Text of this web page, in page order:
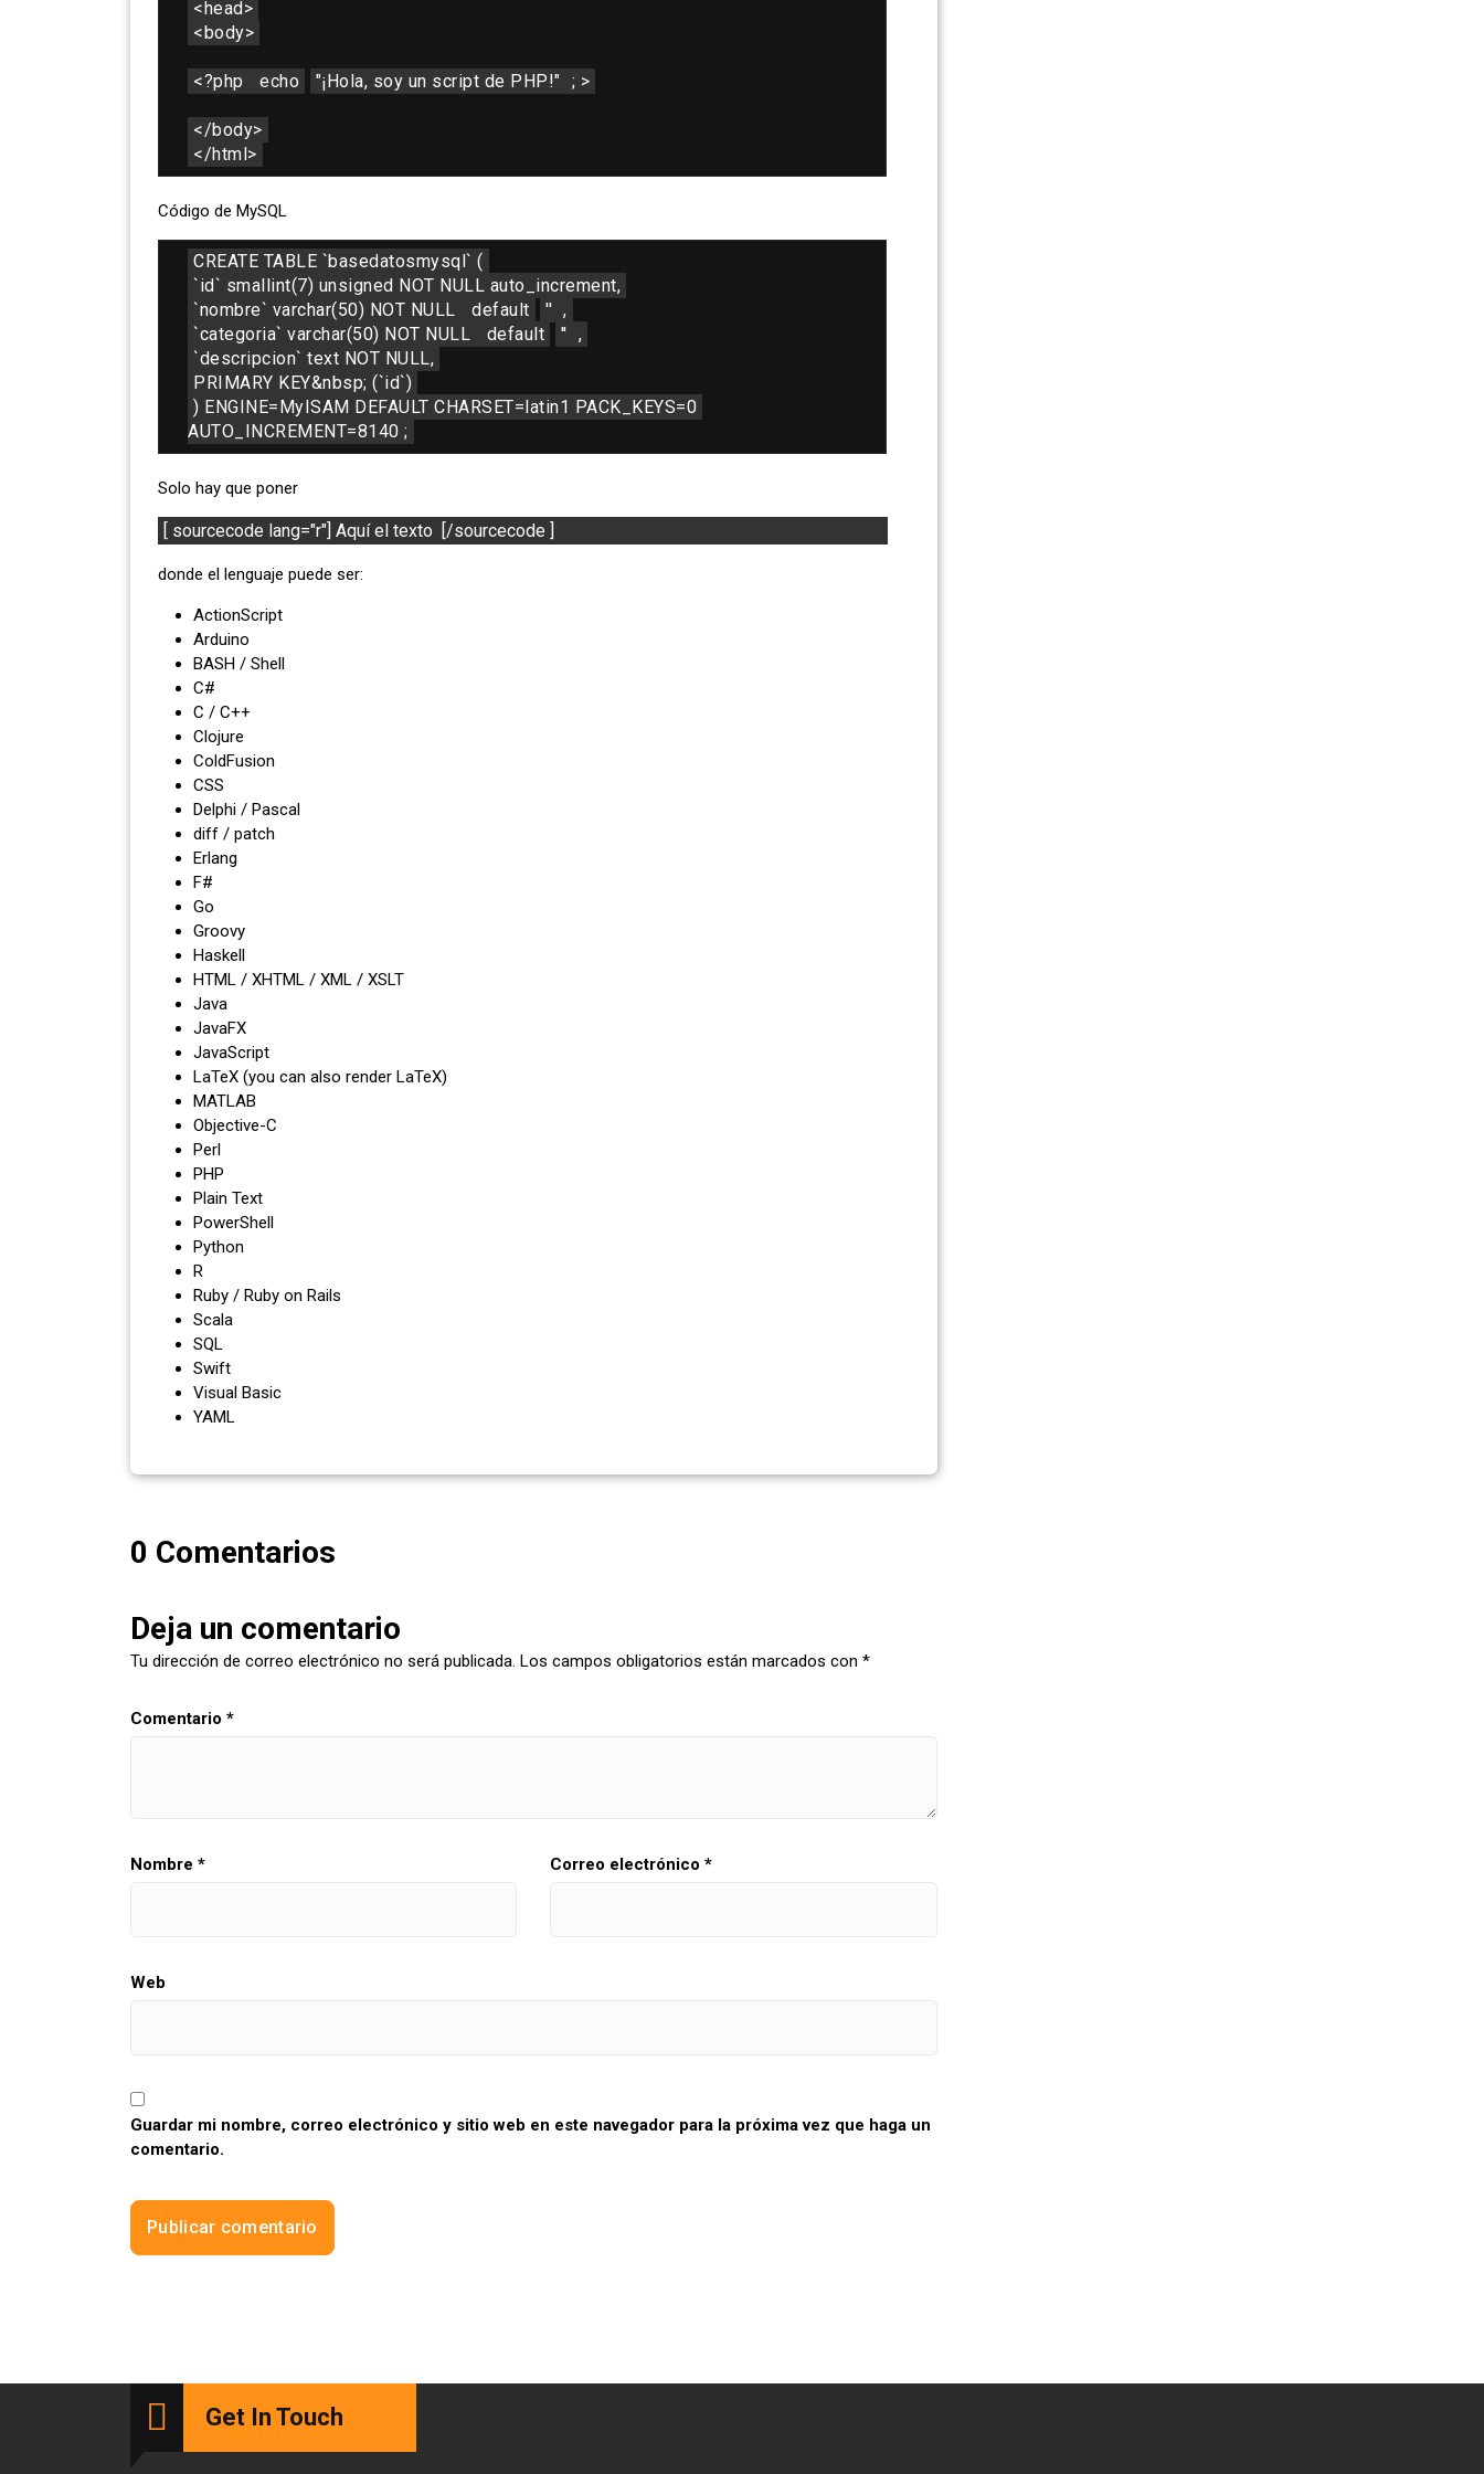
<head>
<body>
<?php echo "¡Hola, soy un script de PHP!" ; >
</body>
</html>
Código de MySQL
CREATE TABLE `basedatosmysql` (
`id` smallint(7) unsigned NOT NULL auto_increment,
`nombre` varchar(50) NOT NULL
default '' ,
`categoria` varchar(50) NOT NULL
default '' ,
`descripcion` text NOT NULL,
PRIMARY KEY&nbsp; (`id`)
) ENGINE=MyISAM DEFAULT CHARSET=latin1 PACK_KEYS=0
AUTO_INCREMENT=8140 ;
Solo hay que poner
donde el lenguaje puede ser:
ActionScript
Arduino
BASH / Shell
C#
C / C++
Clojure
ColdFusion
CSS
Delphi / Pascal
diff / patch
Erlang
F#
Go
Groovy
Haskell
HTML / XHTML / XML / XSLT
Java
JavaFX
JavaScript
LaTeX (you can also render LaTeX)
MATLAB
Objective-C
Perl
PHP
Plain Text
PowerShell
Python
R
Ruby / Ruby on Rails
Scala
SQL
Swift
Visual Basic
YAML
0 Comentarios
Deja un comentario
Tu dirección de correo electrónico no será publicada. Los campos obligatorios están marcados con *
Comentario *
Nombre * Correo electrónico*
Web
Guardar mi nombre, correo electrónico y sitio web en este navegador para la próxima vez que haga un
comentario.
Get In Touch